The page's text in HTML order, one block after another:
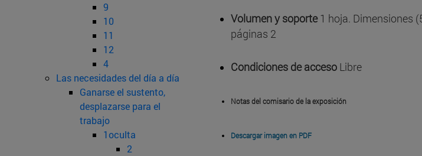
9
10
11
12
4
Las necesidades del día a día
Ganarse el sustento,
desplazarse para el
trabajo
1oculta
2
Volumen y soporte1 hoja. Dimensiones
páginas 2
Condiciones de acceso Libre
Notas del comisario de la exposición
Descargar imagen en PDF